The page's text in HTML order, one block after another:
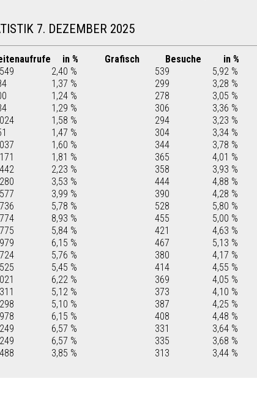
7. DEZEMBER 2025
in % Grafisch Besuche in %
2,40 % 539
5,92 %
1,37 % 299
3,28 %
1,24 % 278
3,05 %
1,29 % 306
3,36 %
1,58 % 294
3,23 %
1,47 % 304
3,34 %
1,60 % 344
3,78 %
1,81 % 365
4,01 %
2,23 % 358
3,93 %
3,53 % 444
4,88 %
3,99 % 390
4,28 %
5,78 % 528
5,80 %
8,93 % 455
5,00 %
5,84 % 421
4,63 %
6,15 % 467
5,13 %
5,76 % 380
4,17 %
5,45 % 414
4,55 %
6,22 % 369
4,05 %
5,12 % 373
4,10 %
5,10 % 387
4,25 %
6,15 % 408
4,48 %
6,57 % 331
3,64 %
6,57 % 335
3,68 %
3,85 % 313 3,44 %